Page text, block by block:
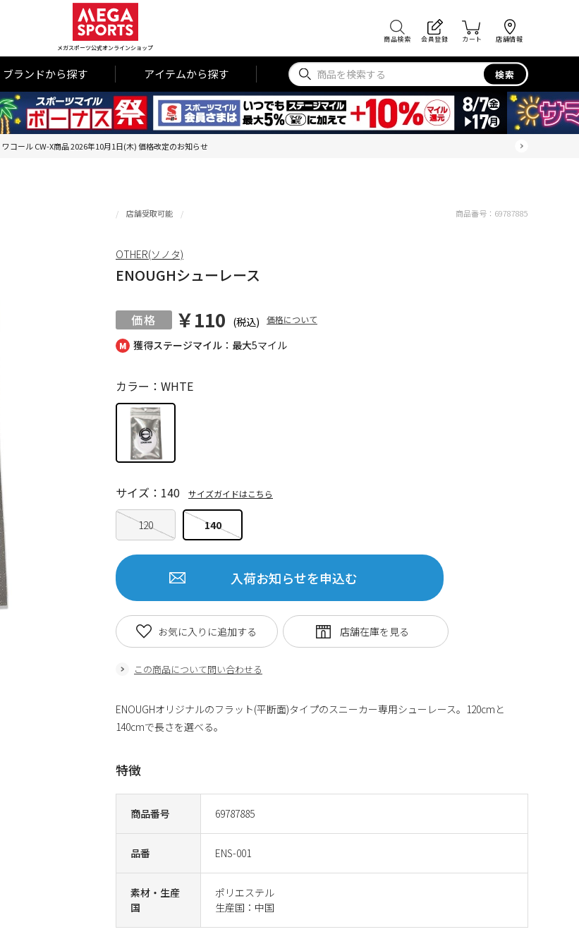
メガスポーツ公式オンラインショップ
商品検索 会員登録 カート 店舗情報
ブランドから探す アイテムから探す 検索
ワコール CW-X商品 2026年10月1日(木) 価格改定のお知らせ
獲得ステージマイル：最大5マイル
店舗受取可能
ENOUGHシューレース
￥110 (税込) 価格について
商品番号 69787885
品番 ENS-001
素材・生産
国
ポリエステル
生産国：中国
カラー：WHTE
120 140
サイズ：140 サイズガイドはこちら
入荷お知らせを申込む
この商品について問い合わせる
お気に入りに追加する
商品番号： 69787885
OTHER(ソノタ)
ENOUGHオリジナルのフラット(平断面)タイプのスニーカー専用シューレース。120cmと
140cmで長さを選べる。
特徴